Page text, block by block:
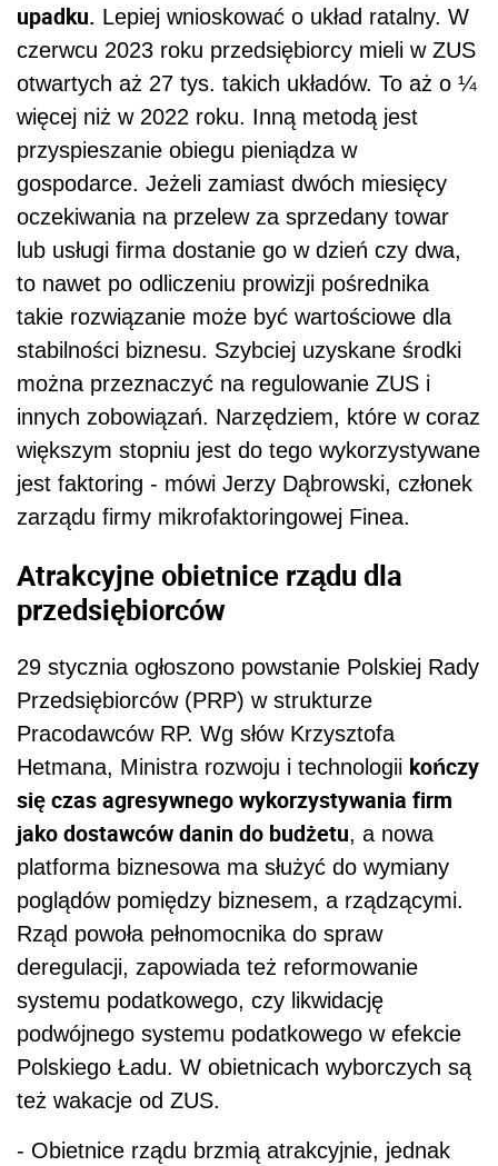
upadku. Lepiej wnioskować o układ ratalny. W
czerwcu 2023 roku przedsiębiorcy mieli w ZUS
otwartych aż 27 tys. takich układów. To aż o ¼
więcej niż w 2022 roku. Inną metodą jest
przyspieszanie obiegu pieniądza w
gospodarce. Jeżeli zamiast dwóch miesięcy
oczekiwania na przelew za sprzedany towar
lub usługi firma dostanie go w dzień czy dwa,
to nawet po odliczeniu prowizji pośrednika
takie rozwiązanie może być wartościowe dla
stabilności biznesu. Szybciej uzyskane środki
można przeznaczyć na regulowanie ZUS i
innych zobowiązań. Narzędziem, które w coraz
większym stopniu jest do tego wykorzystywane
jest faktoring - mówi Jerzy Dąbrowski, członek
zarządu firmy mikrofaktoringowej Finea.
Atrakcyjne obietnice rządu dla
przedsiębiorców
29 stycznia ogłoszono powstanie Polskiej Rady
Przedsiębiorców (PRP) w strukturze
Pracodawców RP. Wg słów Krzysztofa
Hetmana, Ministra rozwoju i technologii kończy
się czas agresywnego wykorzystywania firm
jako dostawców danin do budżetu, a nowa
platforma biznesowa ma służyć do wymiany
poglądów pomiędzy biznesem, a rządzącymi.
Rząd powoła pełnomocnika do spraw
deregulacji, zapowiada też reformowanie
systemu podatkowego, czy likwidację
podwójnego systemu podatkowego w efekcie
Polskiego Ładu. W obietnicach wyborczych są
też wakacje od ZUS.
- Obietnice rządu brzmią atrakcyjnie, jednak